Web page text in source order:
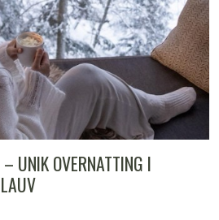
UNIK OVERNATTING I